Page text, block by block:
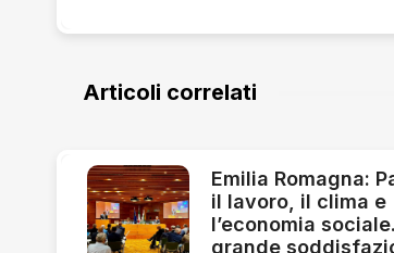
Articoli correlati
Emilia Romagna:
il lavoro, il clima e
l’economia
grande